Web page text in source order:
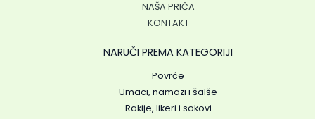
NAŠA PRIČA
KONTAKT
NARUČI PREMA KATEGORIJI
Povrće
Umaci, namazi i šalše
Rakije, likeri i sokovi